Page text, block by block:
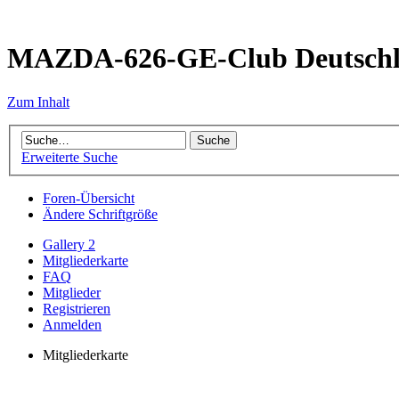
MAZDA-626-GE-Club
Zum Inhalt
Erweiterte Suche
Foren-Übersicht
Ändere Schriftgröße
Gallery 2
Mitgliederkarte
FAQ
Mitglieder
Registrieren
Anmelden
Mitgliederkarte